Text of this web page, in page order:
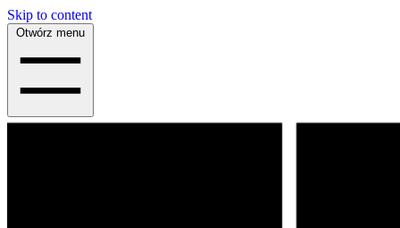
Skip to content
Otwórz menu